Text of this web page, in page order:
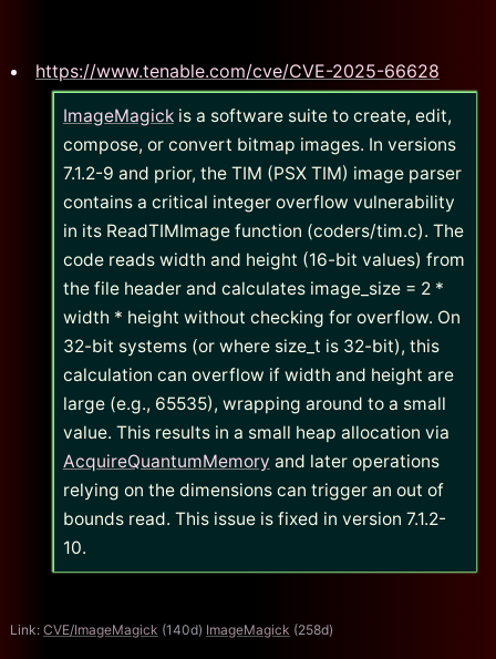
https://www.tenable.com/cve/CVE-2025-66628
ImageMagickis a software suite to create, edit,
compose, or convert bitmap images. In versions
7.1.2-9 and prior, the TIM (PSX TIM) image parser
contains a critical integer overflow vulnerability
in its ReadTIMImage function (coders/tim.c). The
code reads width and height (16-bit values) from
the file header and calculates image_size = 2 *
width * height without checking for overflow. On
32-bit systems (or where size_t is 32-bit), this
calculation can overflow if width and height are
large (e.g., 65535), wrapping around to a small
value. This results in a small heap allocation via
AcquireQuantumMemory and later operations
relying on the dimensions can trigger an out of
bounds read. This issue is fixed in version 7.1.2-
10.
Link: CVE/ImageMagick (140d) ImageMagick (258d)